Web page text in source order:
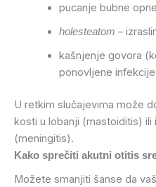
pucanje bubne opne
holesteatom –
kašnjenje govora
ponovljene
U retkim slučajevima može
kosti u lobanji (mastoiditis) ili
(meningitis).
Kako sprečiti akutni otitis
Možete smanjiti šanse da